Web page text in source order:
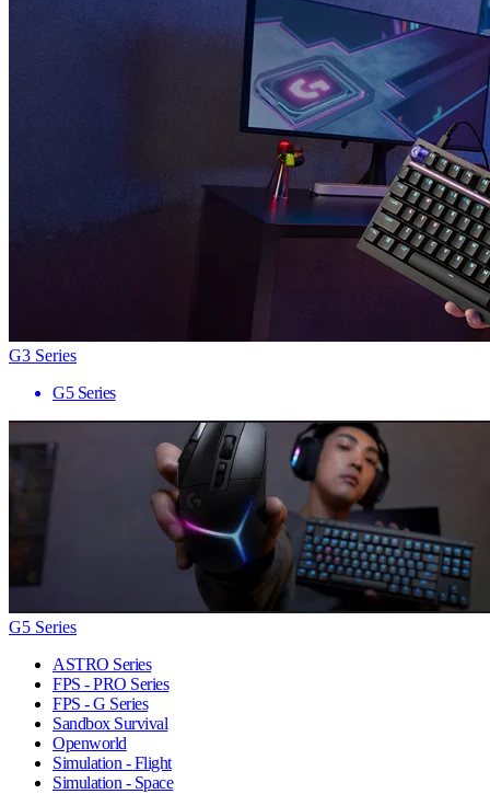
G3 Series
G5 Series
G5 Series
ASTRO Series
FPS - PRO Series
FPS - G Series
Sandbox Survival
Openworld
Simulation - Flight
Simulation - Space